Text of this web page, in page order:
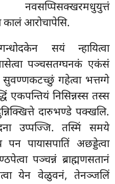
कालं आरोचापेसि.
सयं न्हायित्वा
पञ्चसतग्घनकं एकंसं
सुवण्णकटच्छुं गहेत्वा भत्तग्गे
एकपन्तियं निसिन्नस्स तस्स
दारुभण्डे पक्खलि.
उप्पज्जि. तस्मिं समये
पायासपातिं अछड्डेत्वा
पञ्चन्नं ब्राह्मणसतानं
येन वेळुवनं, तेनञ्जलिं